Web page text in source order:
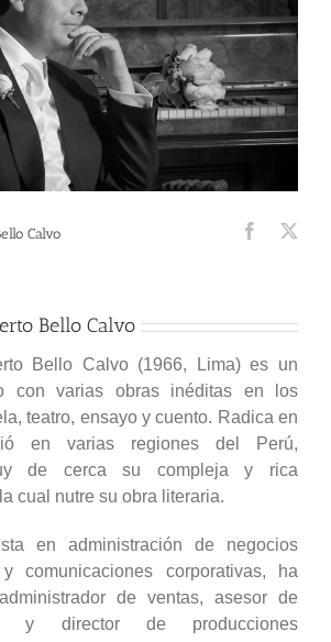
Calvo
Bello Calvo
Bello Calvo (1966, Lima) es un
con varias obras inéditas en los
teatro, ensayo y cuento. Radica en
en varias regiones del Perú,
de cerca su compleja y rica
cual nutre su obra literaria.
en administración de negocios
comunicaciones corporativas, ha
de ventas, asesor de
y director de producciones